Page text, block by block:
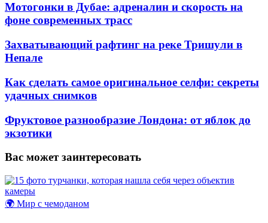
Мотогонки в Дубае: адреналин и скорость на
фоне современных трасс
Захватывающий рафтинг на реке Тришули в
Непале
Как сделать самое оригинальное селфи: секреты
удачных снимков
Фруктовое разнообразие Лондона: от яблок до
экзотики
Вас может заинтересовать
🌍 Мир с чемоданом